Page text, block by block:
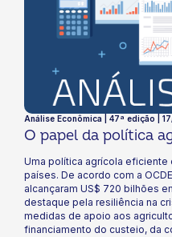
Análise Econômica | 47ª edição |
O papel da política
Uma política agrícola
países. De acordo com a
alcançaram US$ 720 bilhões
destaque pela resiliência na
medidas de apoio aos
financiamento do custeio, da